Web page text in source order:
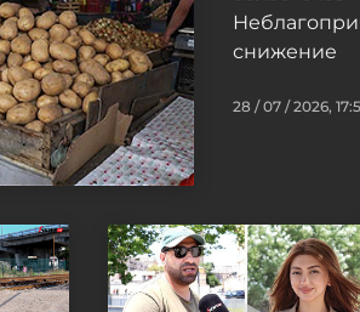
снижение
28 / 07 / 2026,